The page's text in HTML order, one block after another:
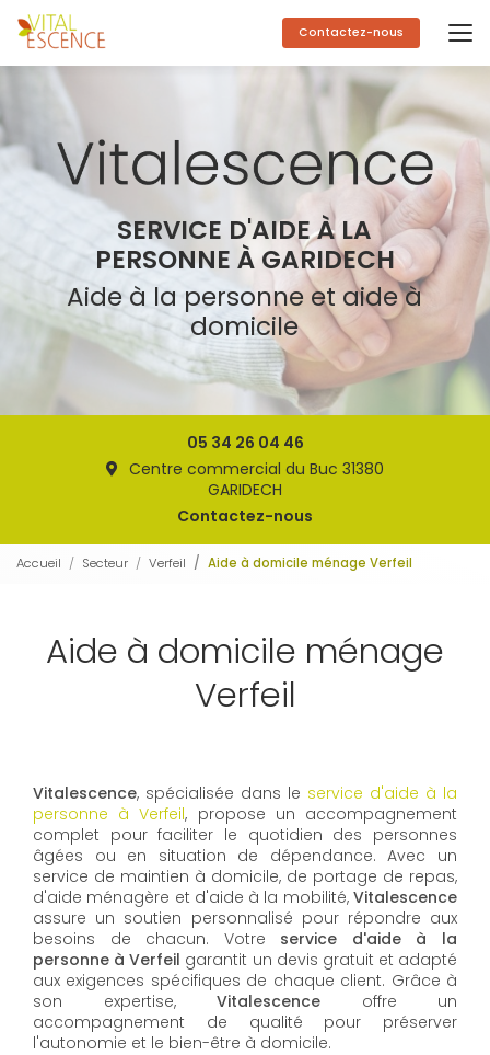
Aller
au
contenu
principal
Contactez-nous
SERVICE D'AIDE À LA
PERSONNE À GARIDECH
Aide à la personne et aide à
domicile
05 34 26 04 46
Centre commercial du Buc 31380
GARIDECH
Contactez-nous
Accueil Secteur Verfeil Aide à domicile ménage Verfeil
Aide à domicile ménage
Verfeil
Vitalescence, spécialisée dans le service d'aide à la
personne à Verfeil, propose un accompagnement
complet pour faciliter le quotidien des personnes
âgées ou en situation de dépendance. Avec un
service de maintien à domicile, de portage de repas,
d'aide ménagère et d'aide à la mobilité, Vitalescence
assure un soutien personnalisé pour répondre aux
besoins de chacun. Votre service d'aide à la
personne à Verfeil garantit un devis gratuit et adapté
aux exigences spécifiques de chaque client. Grâce à
son expertise, Vitalescence offre un
accompagnement de qualité pour préserver
l'autonomie et le bien-être à domicile.